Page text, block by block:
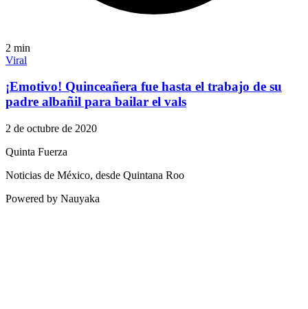
2 min
Viral
¡Emotivo! Quinceañera fue hasta el trabajo de su
padre albañil para bailar el vals
2 de octubre de 2020
Quinta Fuerza
Noticias de México, desde Quintana Roo
Powered by Nauyaka